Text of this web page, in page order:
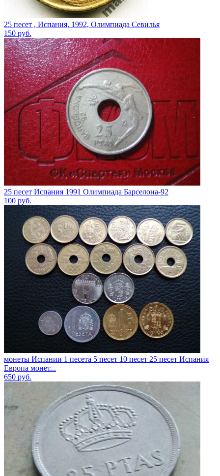
25 песет , Испания, 1992, Олимпиада Севилья
150 руб.
25 песет Испания 1991 Олимпиада Барселона-92
100 руб.
монеты Испании 1 песета 5 песет 10 песет 25 песет Испания
Европа монет...
650 руб.